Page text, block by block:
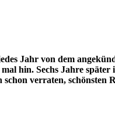
Jahr von dem
hin. Sechs Jahre später
verraten, schönsten